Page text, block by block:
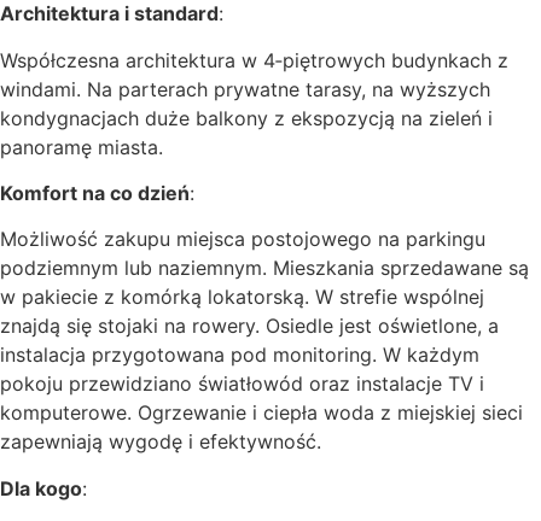
Architektura i standard:
Współczesna architektura w 4‑piętrowych budynkach z
windami. Na parterach prywatne tarasy, na wyższych
kondygnacjach duże balkony z ekspozycją na zieleń i
panoramę miasta.
Komfort na co dzień:
Możliwość zakupu miejsca postojowego na parkingu
podziemnym lub naziemnym. Mieszkania sprzedawane są
w pakiecie z komórką lokatorską. W strefie wspólnej
znajdą się stojaki na rowery. Osiedle jest oświetlone, a
instalacja przygotowana pod monitoring. W każdym
pokoju przewidziano światłowód oraz instalacje TV i
komputerowe. Ogrzewanie i ciepła woda z miejskiej sieci
zapewniają wygodę i efektywność.
Dla kogo: